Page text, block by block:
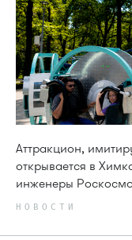
Аттракцион,
открывается в
инженеры
НОВОСТИ